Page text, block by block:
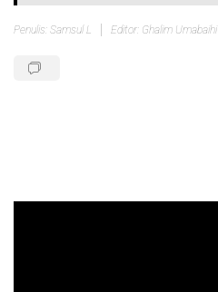
Penulis: Samsul L Editor: Ghalim Umabaihi